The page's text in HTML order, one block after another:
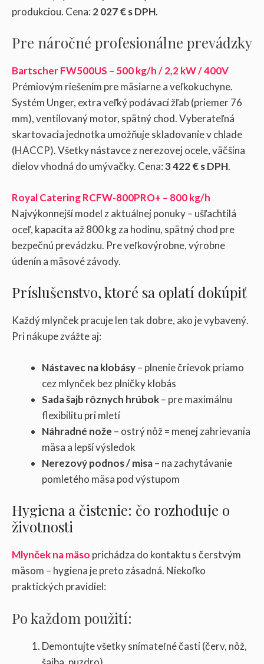
produkciou. Cena: 2 027 € s DPH.
Pre náročné profesionálne prevádzky
Bartscher FW500US – 500 kg/h / 2,2 kW / 400V
Prémiovým riešením pre mäsiarne a veľkokuchyne.
Systém Unger, extra veľký podávací žľab (priemer 76
mm), ventilovaný motor, spätný chod. Vyberateľná
skartovacia jednotka umožňuje skladovanie v chlade
(HACCP). Všetky nástavce z nerezovej ocele, väčšina
dielov vhodná do umývačky. Cena:3 422 € s DPH.
Royal Catering RCFW-800PRO+ – 800 kg/h
Najvýkonnejší model z aktuálnej ponuky – ušľachtilá
oceľ, kapacita až 800 kg za hodinu, spätný chod pre
bezpečnú prevádzku. Pre veľkovýrobne, výrobne
údenín a mäsové závody.
Príslušenstvo, ktoré sa oplatí dokúpiť
Každý mlynček pracuje len tak dobre, ako je vybavený.
Pri nákupe zvážte aj:
Nástavec na klobásy– plnenie črievok priamo
cez mlynček bez plničky klobás
Sada šajb rôznych hrúbok– pre maximálnu
flexibilitu pri mletí
Náhradné nože – ostrý nôž = menej zahrievania
mäsa a lepší výsledok
Nerezový podnos / misa– na zachytávanie
pomletého mäsa pod výstupom
Hygiena a čistenie: čo rozhoduje o
životnosti
Mlynček na mäso prichádza do kontaktu s čerstvým
mäsom – hygiena je preto zásadná. Niekoľko
praktických pravidiel:
Po každom použití:
Demontujte všetky snímateľné časti (červ, nôž,